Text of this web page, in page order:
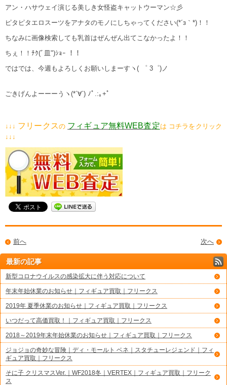
アン・ハサウェイ演じる美しき女怪盗キャットウーマン☆彡
ピタピタエロスーツをアナタのモノにしちゃってください(*´з｀*)！！
ちなみに画像検索しても乳首はぜんぜん出てこなかったよ！！
ちぇ！！ﾁｸ(ﾞ皿")ｼｮｰ ！！
ではでは、今週もよろしくお願いしまーすヽ( ゜ 3゜)ノ
ごきげんよーーーうヽ(*´∀`) ﾉﾟ.:｡+ﾟ
↓↓↓ フリークスの フィギュア無料WEB査定は コチラをクリック
↓↓↓
次へ
前へ
最新の記事
新型コロナウイルスの感染拡大に伴う対応について
年末年始休業のお知らせ｜フィギュア買取｜フリークス
2019年 夏季休業のお知らせ｜フィギュア買取｜フリークス
いつだって高価買取！｜フィギュア買取｜フリークス
2018～2019年末年始休業のお知らせ｜フィギュア買取｜フリークス
ジョジョの奇妙な冒険｜ディ・モールト ベネ｜スタチューレジェンド｜フィ
ギュア買取｜フリークス
そに子 クリスマスVer.｜WF2018冬｜VERTEX｜フィギュア買取｜フリーク
ス